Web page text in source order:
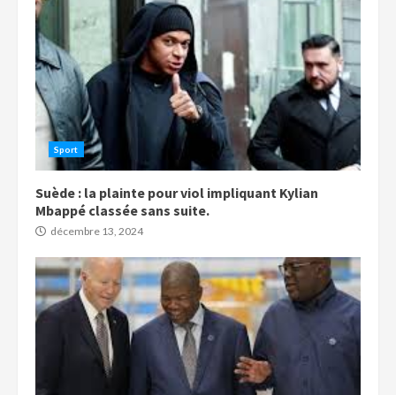
Sport
Suède : la plainte pour viol impliquant Kylian
Mbappé classée sans suite.
décembre 13, 2024